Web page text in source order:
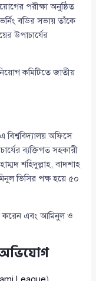
পরীক্ষা অনুষ্ঠিত
বডির সভায় তাঁকে
উপাচার্যের
কমিটিতে জাতীয়
অফিসে
ব্যক্তিগত সহকারী
শহিদুল্লাহ, বাদশাহ
ভিসির পক্ষ হয়ে ৫০
করেন এবং আমিনুল ও
অভিযোগ